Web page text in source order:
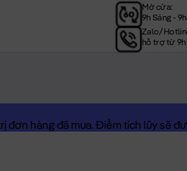
Mở cửa:
9h Sáng -
Zalo/
hỗ trợ từ 9h
hàng đã mua. Điểm tích lũy sẽ